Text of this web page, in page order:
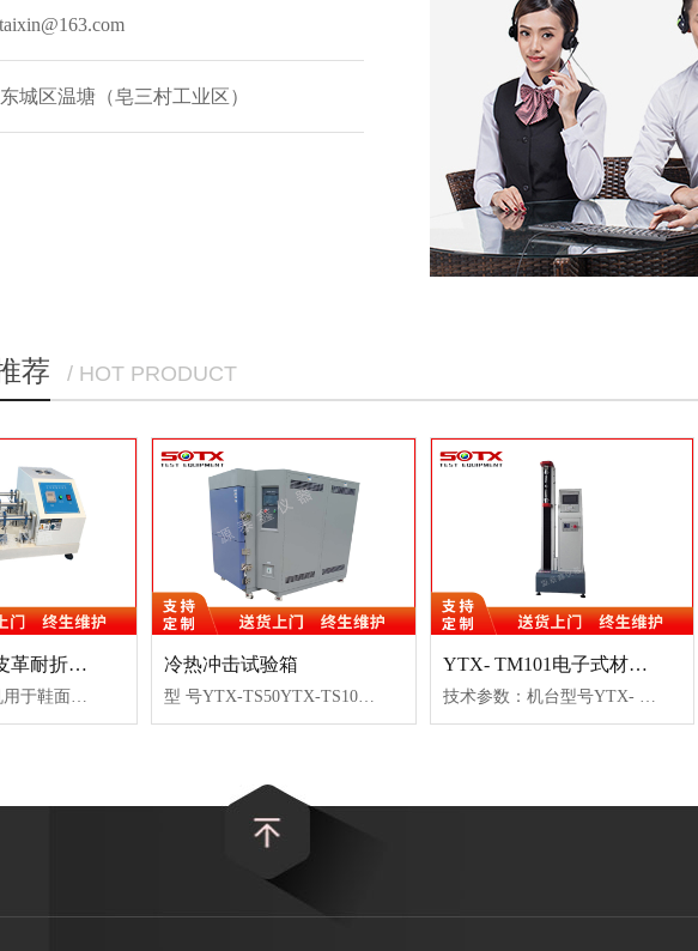
城区温塘（皂三村工业区）
荐 / HOT PRODUCT
YTX- LFT12皮革耐折试验机 冷热冲击试验箱 YTX- TM101电子式材料试验机